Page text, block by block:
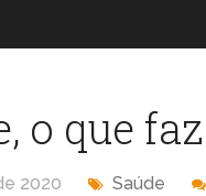
o que
2020 Saúde